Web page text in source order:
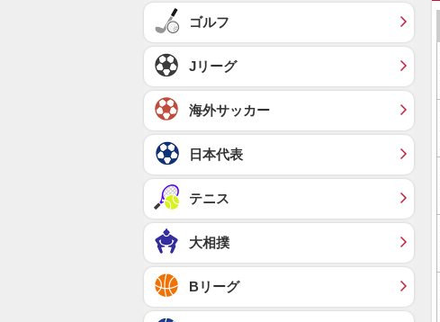
ゴルフ
Jリーグ
海外サッカー
日本代表
テニス
大相撲
Bリーグ